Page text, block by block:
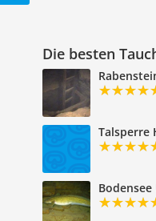
Die besten
Talsperre